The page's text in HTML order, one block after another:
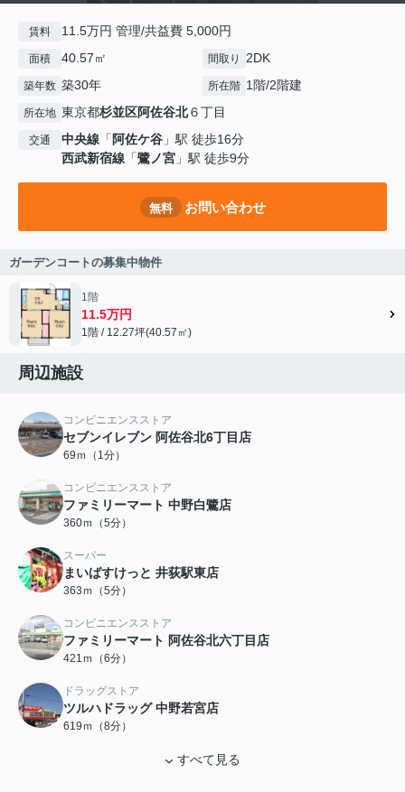
賃料 11.5万円 管理/共益費 5,000円
面積 40.57㎡ 間取り 2DK
築年数 築30年 所在階 1階/2階建
所在地 東京都杉並区阿佐谷北６丁目
交通 中央線 「 阿佐ケ谷 」駅 徒歩16分
西武新宿線 「鷺ノ宮 」駅 徒歩9分
無料 お問い合わせ
ガーデンコートの募集中物件
1階
11.5万円
1階 / 12.27坪(40.57㎡)
周辺施設
コンビニエンスストア
セブンイレブン 阿佐谷北6丁目店
69ｍ（1分）
コンビニエンスストア
ファミリーマート 中野白鷺店
360ｍ（5分）
スーパー
まいばすけっと 井荻駅東店
363ｍ（5分）
コンビニエンスストア
ファミリーマート 阿佐谷北六丁目店
421ｍ（6分）
ドラッグストア
ツルハドラッグ 中野若宮店
619ｍ（8分）
すべて見る